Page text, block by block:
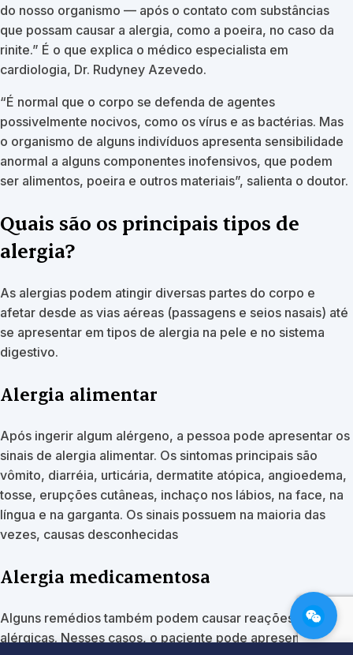
do nosso organismo — após o contato com substâncias
que possam causar a alergia, como a poeira, no caso da
rinite.” É o que explica o médico especialista em
cardiologia, Dr. Rudyney Azevedo.
“É normal que o corpo se defenda de agentes
possivelmente nocivos, como os vírus e as bactérias. Mas
o organismo de alguns indivíduos apresenta sensibilidade
anormal a alguns componentes inofensivos, que podem
ser alimentos, poeira e outros materiais”, salienta o doutor.
Quais são os principais tipos de
alergia?
As alergias podem atingir diversas partes do corpo e
afetar desde as vias aéreas (passagens e seios nasais) até
se apresentar em tipos de alergia na pele e no sistema
digestivo.
Alergia alimentar
Após ingerir algum alérgeno, a pessoa pode apresentar os
sinais de alergia alimentar. Os sintomas principais são
vômito, diarréia, urticária, dermatite atópica, angioedema,
tosse, erupções cutâneas, inchaço nos lábios, na face, na
língua e na garganta. Os sinais possuem na maioria das
vezes, causas desconhecidas
Alergia medicamentosa
Alguns remédios também podem causar reações
alérgicas. Nesses casos, o paciente pode apresentar